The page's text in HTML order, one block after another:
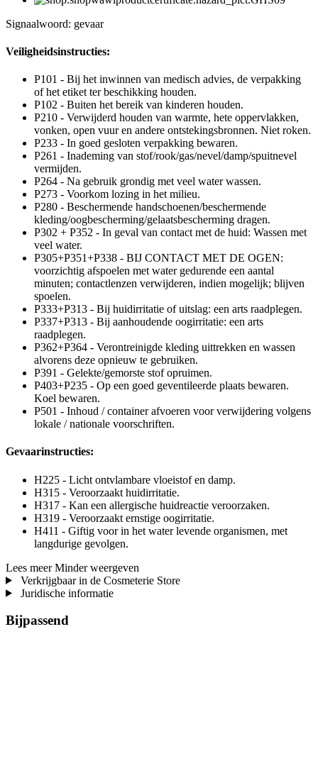
Signaalwoord: gevaar
Veiligheidsinstructies:
P101 - Bij het inwinnen van medisch advies, de verpakking
of het etiket ter beschikking houden.
P102 - Buiten het bereik van kinderen houden.
P210 - Verwijderd houden van warmte, hete oppervlakken,
vonken, open vuur en andere ontstekingsbronnen. Niet roken.
P233 - In goed gesloten verpakking bewaren.
P261 - Inademing van stof/rook/gas/nevel/damp/spuitnevel
vermijden.
P264 - Na gebruik grondig met veel water wassen.
P273 - Voorkom lozing in het milieu.
P280 - Beschermende handschoenen/beschermende
kleding/oogbescherming/gelaatsbescherming dragen.
P302 + P352 - In geval van contact met de huid: Wassen met
veel water.
P305+P351+P338 - BIJ CONTACT MET DE OGEN:
voorzichtig afspoelen met water gedurende een aantal
minuten; contactlenzen verwijderen, indien mogelijk; blijven
spoelen.
P333+P313 - Bij huidirritatie of uitslag: een arts raadplegen.
P337+P313 - Bij aanhoudende oogirritatie: een arts
raadplegen.
P362+P364 - Verontreinigde kleding uittrekken en wassen
alvorens deze opnieuw te gebruiken.
P391 - Gelekte/gemorste stof opruimen.
P403+P235 - Op een goed geventileerde plaats bewaren.
Koel bewaren.
P501 - Inhoud / container afvoeren voor verwijdering volgens
lokale / nationale voorschriften.
Gevaarinstructies:
H225 - Licht ontvlambare vloeistof en damp.
H315 - Veroorzaakt huidirritatie.
H317 - Kan een allergische huidreactie veroorzaken.
H319 - Veroorzaakt ernstige oogirritatie.
H411 - Giftig voor in het water levende organismen, met
langdurige gevolgen.
Lees meer Minder weergeven
Verkrijgbaar in de Cosmeterie Store
Juridische informatie
Bijpassend